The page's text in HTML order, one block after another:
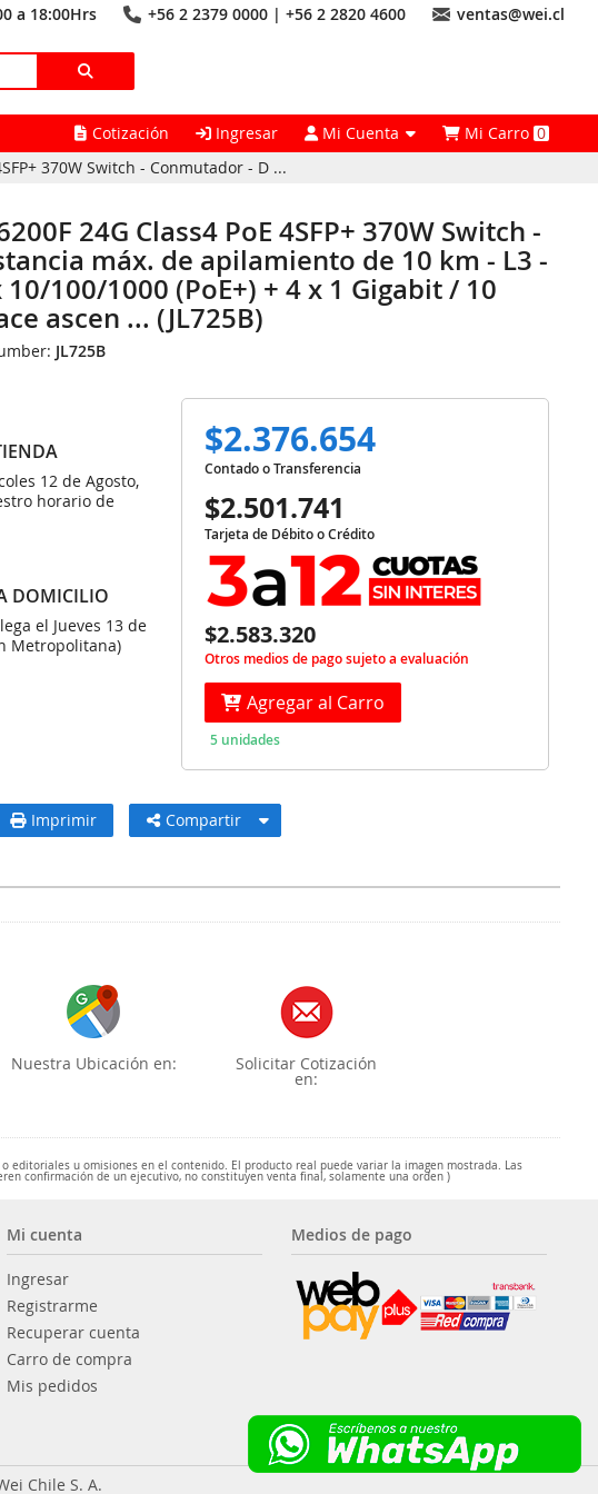
a 18:00Hrs +56 2 2379 0000 | +56 2 2820 4600 ventas@wei.cl
Cotización Ingresar Mi Cuenta Mi Carro0
370W Switch - Conmutador - D ...
24G Class4 PoE 4SFP+ 370W Switch -
máx. de apilamiento de 10 km - L3 -
100/1000 (PoE+) + 4 x 1 Gigabit / 10
ascen ... (JL725B)
JL725B
12 de Agosto,
horario de
DOMICILIO
el Jueves 13 de
Metropolitana)
$2.376.654
Contado o Transferencia
$2.501.741
Tarjeta de Débito o Crédito
$2.583.320
Otros medios de pago sujeto a evaluación
Agregar al Carro
5 unidades
Imprimir Compartir
Nuestra Ubicación en: Solicitar Cotización
en:
editoriales u omisiones en el contenido. El producto real puede variar la imagen mostrada. Las
confirmación de un ejecutivo, no constituyen venta final, solamente una orden )
Mi cuenta
Ingresar
Registrarme
Recuperar cuenta
Carro de compra
Mis pedidos
Medios de pago
Chile S. A.